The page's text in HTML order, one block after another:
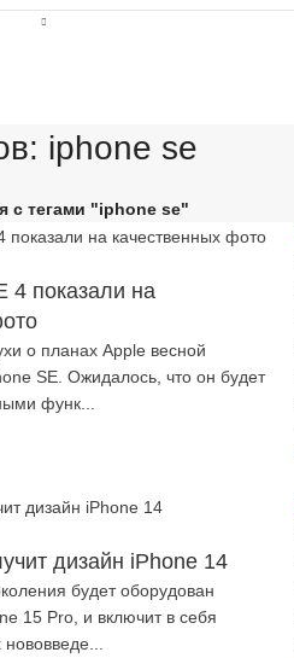
iphone se
с тегами "iphone se"
4 показали на
о планах Apple весной
SE. Ожидалось, что он будет
функ...
дизайн iPhone 14
будет оборудован
15 Pro, и включит в себя